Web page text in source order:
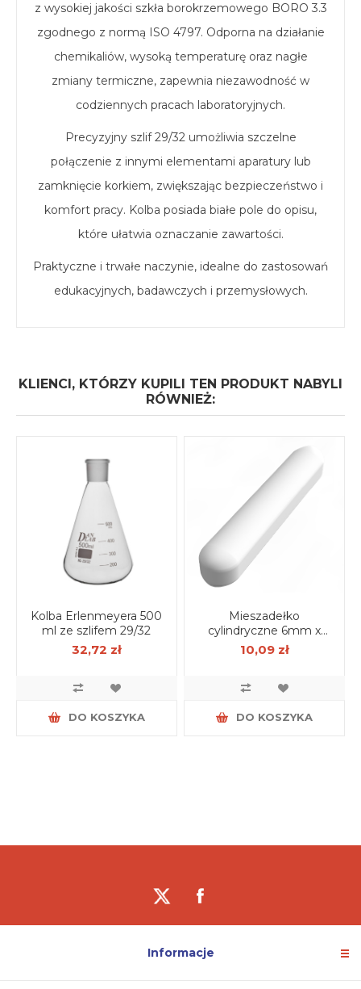
z wysokiej jakości szkła borokrzemowego BORO 3.3
zgodnego z normą ISO 4797. Odporna na działanie
chemikaliów, wysoką temperaturę oraz nagłe
zmiany termiczne, zapewnia niezawodność w
codziennych pracach laboratoryjnych.
Precyzyjny szlif 29/32 umożliwia szczelne
połączenie z innymi elementami aparatury lub
zamknięcie korkiem, zwiększając bezpieczeństwo i
komfort pracy. Kolba posiada białe pole do opisu,
które ułatwia oznaczanie zawartości.
Praktyczne i trwałe naczynie, idealne do zastosowań
edukacyjnych, badawczych i przemysłowych.
KLIENCI, KTÓRZY KUPILI TEN PRODUKT NABYLI
RÓWNIEŻ:
Kolba Erlenmeyera 500
ml ze szlifem 29/32
32,72 zł
DO KOSZYKA
Mieszadełko
cylindryczne 6mm x
30mm
10,09 zł
DO KOSZYKA
Informacje